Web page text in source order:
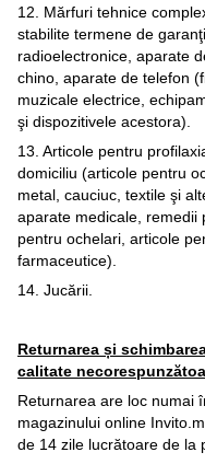
12. Mărfuri tehnice
stabilite termene de
radioelectronice, aparate
chino, aparate de telefon
muzicale electrice,
şi dispozitivele acestora).
13. Articole pentru
domiciliu (articole pentru
metal, cauciuc, textile şi
aparate medicale, remedii
pentru ochelari, articole
farmaceutice).
14. Jucării.
Returnarea și
calitate
Returnarea are loc numai
magazinului online
de 14 zile lucrătoare de la